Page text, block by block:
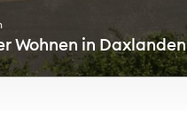
Wohnen in Daxlanden